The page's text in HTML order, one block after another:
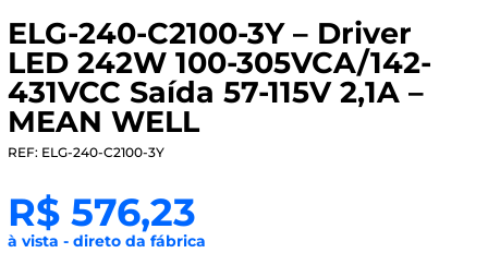
ELG-240-C2100-3Y – Driver
LED 242W 100-305VCA/142-
431VCC Saída 57-115V 2,1A –
MEAN WELL
REF: ELG-240-C2100-3Y
R$576,23
à vista - direto da fábrica